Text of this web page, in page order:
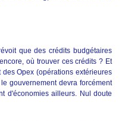
que des crédits budgétaires
où trouver ces crédits ? Et
Opex (opérations extérieures
gouvernement devra forcément
d'économies ailleurs. Nul doute